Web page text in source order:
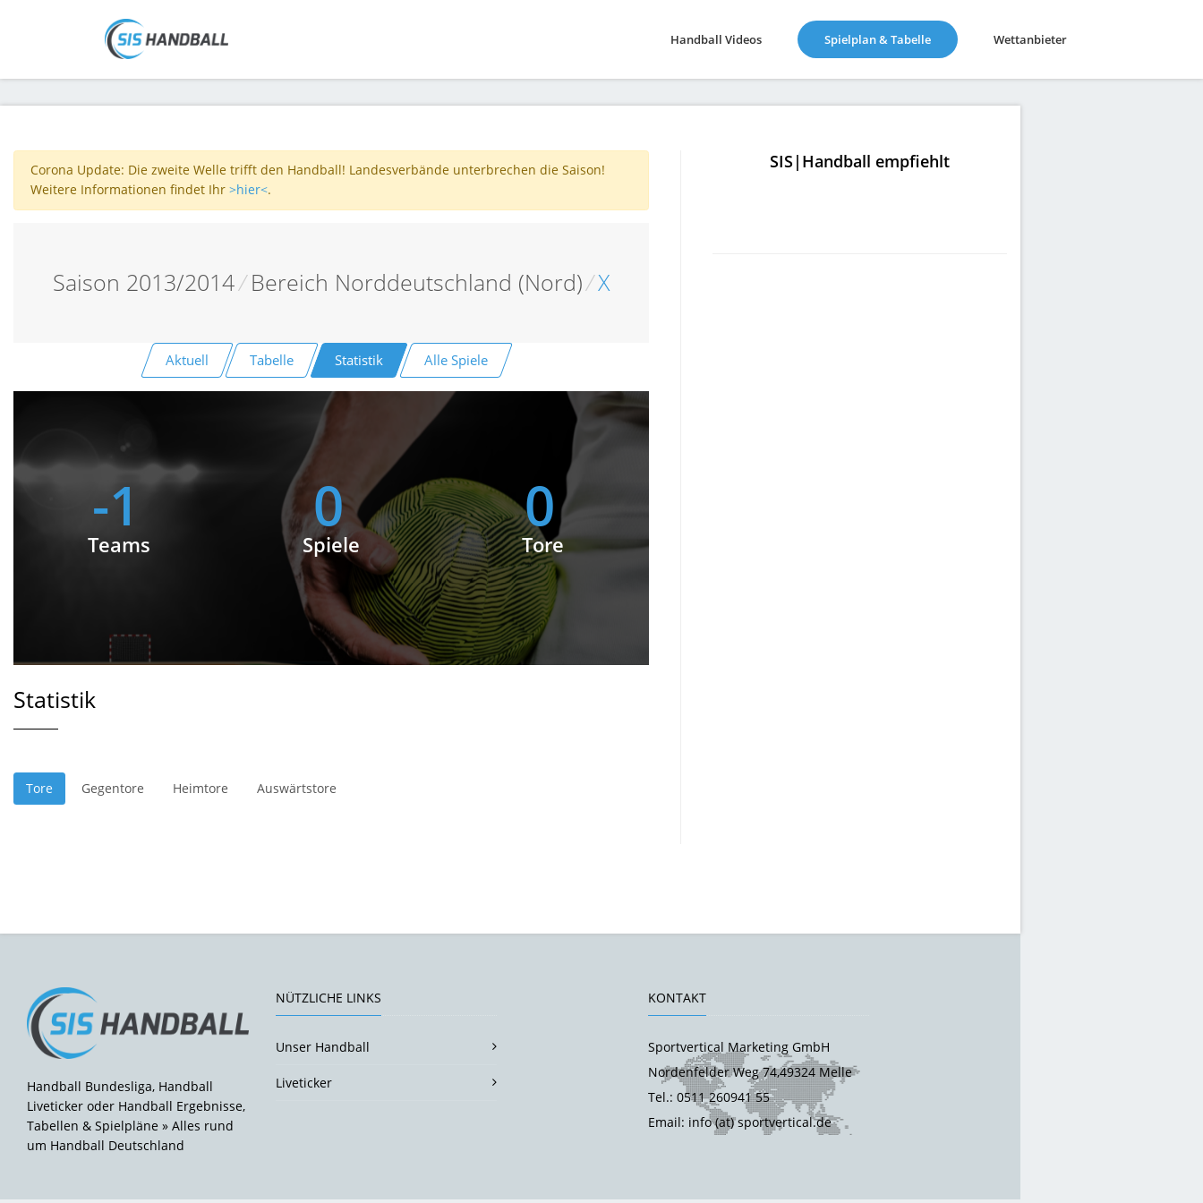
Handball Videos Spielplan & Tabelle(current) Wettanbieter
Corona Update: Die zweite Welle trifft den Handball! Landesverbände unterbrechen die Saison!
Weitere Informationen findet Ihr >hier<.
Saison 2013/2014/ Bereich Norddeutschland (Nord)/X
Aktuell Tabelle Statistik Alle Spiele
-1
Teams
0
Spiele
0
Tore
Statistik
Tore Gegentore Heimtore Auswärtstore
SIS|Handball empfiehlt
Handball Bundesliga, Handball
Liveticker oder Handball Ergebnisse,
Tabellen & Spielpläne » Alles rund
um Handball Deutschland
NÜTZLICHE LINKS
Unser Handball
Liveticker
KONTAKT
Sportvertical Marketing GmbH
Nordenfelder Weg 74,49324 Melle
Tel.: 0511 260941 55
Email: info (at) sportvertical.de